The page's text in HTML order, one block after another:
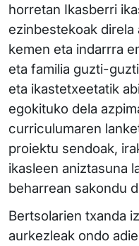
horretan Ikasberri
ezinbestekoak direla
kemen eta indarrra
eta familia guzti-
eta ikastetxeetatik
egokituko dela
curriculumaren
proiektu sendoak,
ikasleen aniztasuna
beharrean sakondu
Bertsolarien txanda
aurkezleak ondo